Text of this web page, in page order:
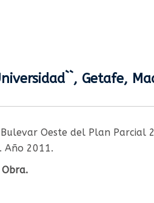
Getafe,
Oeste del Plan Parcial
Año 2011.